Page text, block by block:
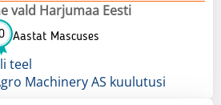
vald Harjumaa Eesti
Aastat Mascuses
teel
Machinery AS kuulutusi